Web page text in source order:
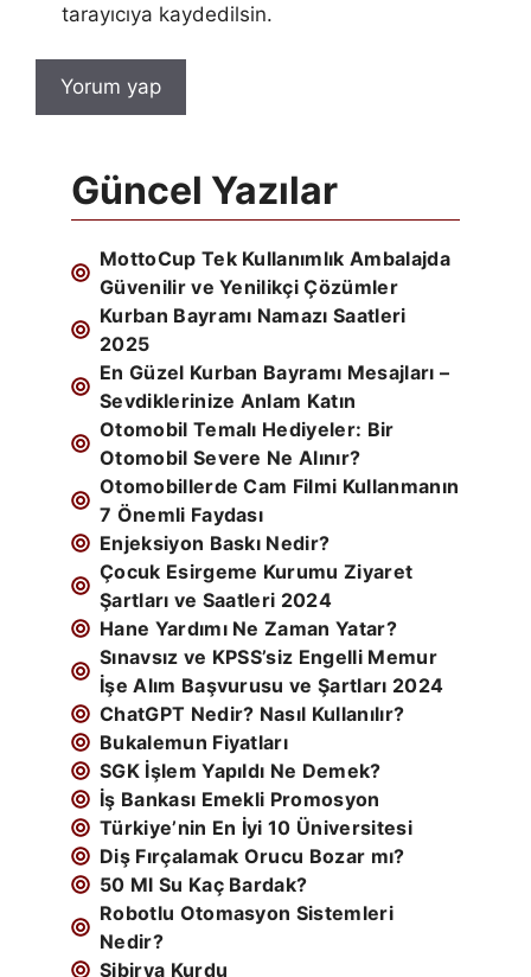
tarayıcıya kaydedilsin.
Güncel Yazılar
MottoCup Tek Kullanımlık Ambalajda
Güvenilir ve Yenilikçi Çözümler
Kurban Bayramı Namazı Saatleri
2025
En Güzel Kurban Bayramı Mesajları –
Sevdiklerinize Anlam Katın
Otomobil Temalı Hediyeler: Bir
Otomobil Severe Ne Alınır?
Otomobillerde Cam Filmi Kullanmanın
7 Önemli Faydası
Enjeksiyon Baskı Nedir?
Çocuk Esirgeme Kurumu Ziyaret
Şartları ve Saatleri 2024
Hane Yardımı Ne Zaman Yatar?
Sınavsız ve KPSS’siz Engelli Memur
İşe Alım Başvurusu ve Şartları 2024
ChatGPT Nedir? Nasıl Kullanılır?
Bukalemun Fiyatları
SGK İşlem Yapıldı Ne Demek?
İş Bankası Emekli Promosyon
Türkiye’nin En İyi 10 Üniversitesi
Diş Fırçalamak Orucu Bozar mı?
50 Ml Su Kaç Bardak?
Robotlu Otomasyon Sistemleri
Nedir?
Sibirya Kurdu